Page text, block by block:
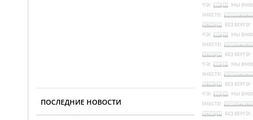
ПОСЛЕДНИЕ НОВОСТИ